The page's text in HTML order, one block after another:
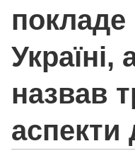
покладе
Україні,
назвав
аспекти